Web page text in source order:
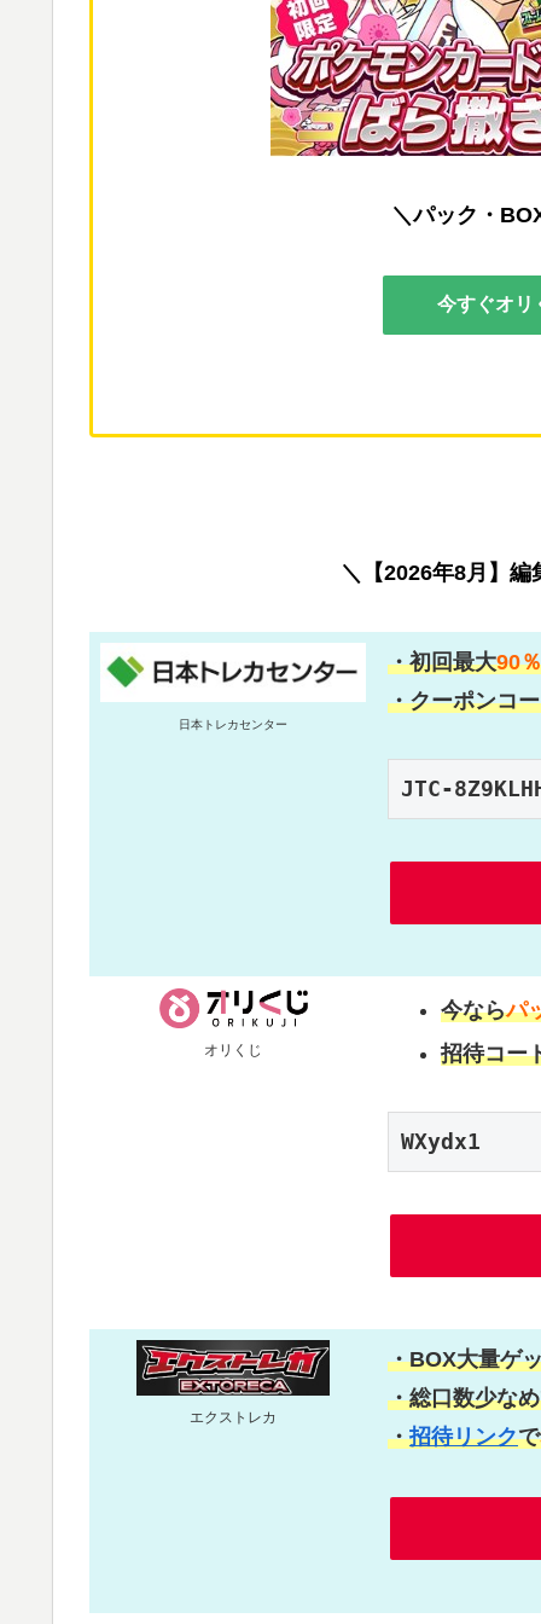
＼パック・
今すぐオリ
＼【2026年8月】
日本トレカセンター
・初回最大90％
・クーポンコ
JTC-
オリくじ
今ならパ
招待コー
WXydx1
エクストレカ
・BOX大量ゲ
・総口数少な
・招待リンクで